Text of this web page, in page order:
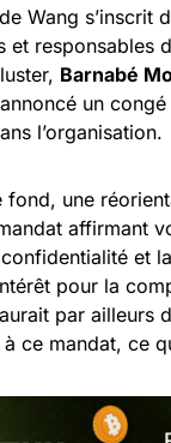
Wang s’inscrit
et responsables
Barnabé
un
l’organisation.
fond, une
affirmant
et
pour la
par ailleurs
ce mandat, ce